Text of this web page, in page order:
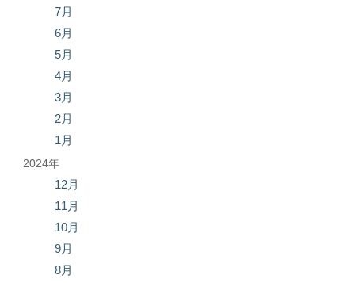
7月
6月
5月
4月
3月
2月
1月
2024年
12月
11月
10月
9月
8月